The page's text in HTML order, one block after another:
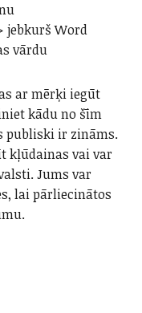
jebkurš Word
vārdu
ar mērķi iegūt
kādu no šīm
publiski ir zināms.
kļūdainas vai var
Jums var
lai pārliecinātos